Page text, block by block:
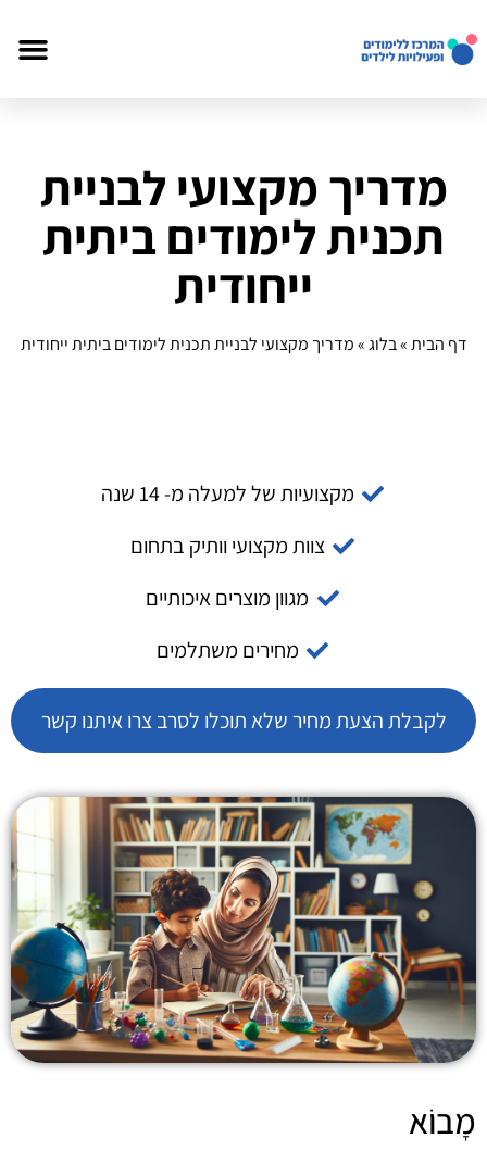
מדריך מקצועי לבניית
תכנית לימודים ביתית
ייחודית
דף הבית»בלוג»מדריך מקצועי לבניית תכנית לימודים ביתית ייחודית
מקצועיות של למעלה מ- 14 שנה
צוות מקצועי וותיק בתחום
מגוון מוצרים איכותיים
מחירים משתלמים
לקבלת הצעת מחיר שלא תוכלו לסרב צרו איתנו קשר
מָבוֹא